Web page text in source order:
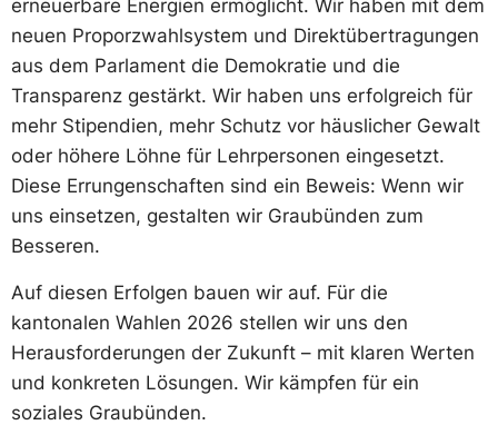
erneuerbare Energien ermöglicht. Wir haben mit dem
neuen Proporzwahlsystem und Direktübertragungen
aus dem Parlament die Demokratie und die
Transparenz gestärkt. Wir haben uns erfolgreich für
mehr Stipendien, mehr Schutz vor häuslicher Gewalt
oder höhere Löhne für Lehrpersonen eingesetzt.
Diese Errungenschaften sind ein Beweis: Wenn wir
uns einsetzen, gestalten wir Graubünden zum
Besseren.
Auf diesen Erfolgen bauen wir auf. Für die
kantonalen Wahlen 2026 stellen wir uns den
Herausforderungen der Zukunft – mit klaren Werten
und konkreten Lösungen. Wir kämpfen für ein
soziales Graubünden.